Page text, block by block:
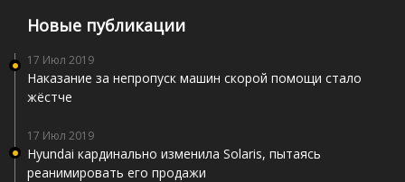
Новые публикации
17 Июл 2019
Наказание за непропуск машин скорой помощи стало
жёстче
17 Июл 2019
Hyundai кардинально изменила Solaris, пытаясь
реанимировать его продажи